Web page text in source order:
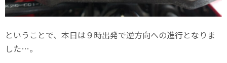
ということで、本日は９時出発で逆方向への進行となりま
した…。